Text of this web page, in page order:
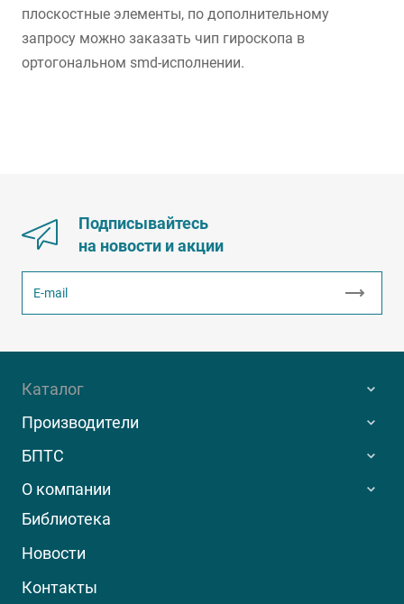
плоскостные элементы, по дополнительному
запросу можно заказать чип гироскопа в
ортогональном smd-исполнении.
Подписывайтесь
на новости и акции
Каталог
Производители
БПТС
О компании
Библиотека
Новости
Контакты